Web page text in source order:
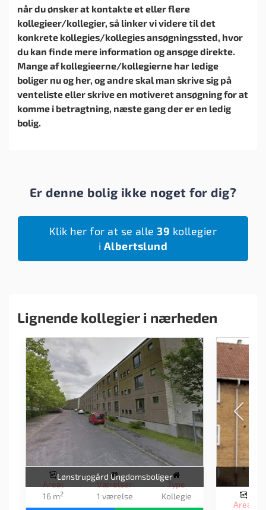
når du ønsker at kontakte et eller flere
kollegieer/kollegier, så linker vi videre til det
konkrete kollegies/kollegies ansøgningssted, hvor
du kan finde mere information og ansøge direkte.
Mange af kollegieerne/kollegierne har ledige
boliger nu og her, og andre skal man skrive sig på
venteliste eller skrive en motiveret ansøgning for at
komme i betragtning, næste gang der er en ledig
bolig.
Er denne bolig ikke noget for dig?
Klik her for at se alle39 kollegier
i Albertslund
Lignende kollegier i nærheden
Lønstrupgård Ungdomsboliger
Areal
16 m2
Værelser
1 værelse
Type
Kollegie
Areal